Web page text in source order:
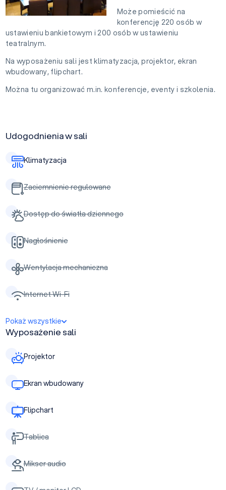
Może pomieścić na
konferencję 220 osób w
ustawieniu bankietowym i 200 osób w ustawieniu
teatralnym.
Na wyposażeniu sali jest klimatyzacja, projektor, ekran
wbudowany, flipchart.
Można tu organizować m.in. konferencje, eventy i szkolenia.
Udogodnienia w sali
Klimatyzacja
Zaciemnienie regulowane
Dostęp do światła dziennego
Nagłośnienie
Wentylacja mechaniczna
Internet Wi-Fi
Pokaż wszystkie
Wyposażenie sali
Projektor
Ekran wbudowany
Flipchart
Tablica
Mikser audio